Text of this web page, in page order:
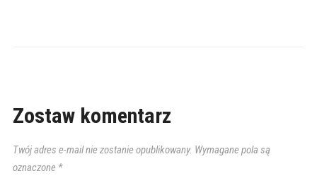
Zostaw komentarz
Twój adres e-mail nie zostanie opublikowany. Wymagane pola są
oznaczone *